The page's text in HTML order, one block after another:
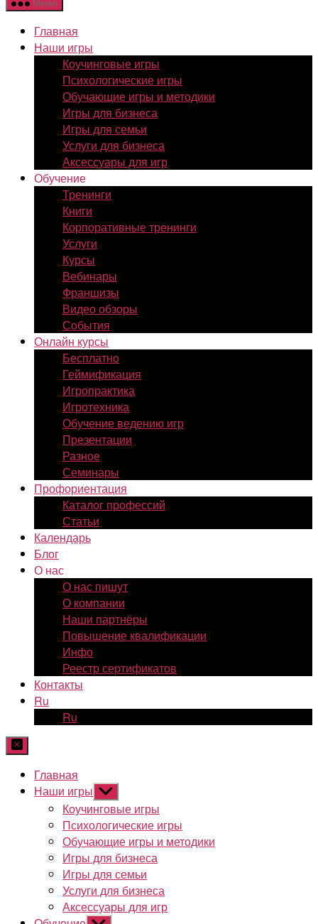
Меню
Главная
Наши игры
Коучинговые игры
Психологические игры
Обучающие игры и методики
Игры для бизнеса
Игры для семьи
Услуги для бизнеса
Аксессуары для игр
Обучение
Тренинги
Книги
Корпоративные тренинги
Услуги
Курсы
Вебинары
Франшизы
Видео обзоры
События
Онлайн курсы
Бесплатно
Геймификация
Игропрактика
Игротехника
Обучение ведению игр
Презентации
Разное
Семинары
Профориентация
Каталог профессий
Статьи
Календарь
Блог
О нас
О нас пишут
О компании
Наши партнёры
Повышение квалификации
Инфо
Реестр сертификатов
Контакты
Ru
Ru
Главная
Наши игры Показывать
подменю
Коучинговые игры
Психологические игры
Обучающие игры и методики
Игры для бизнеса
Игры для семьи
Услуги для бизнеса
Аксессуары для игр